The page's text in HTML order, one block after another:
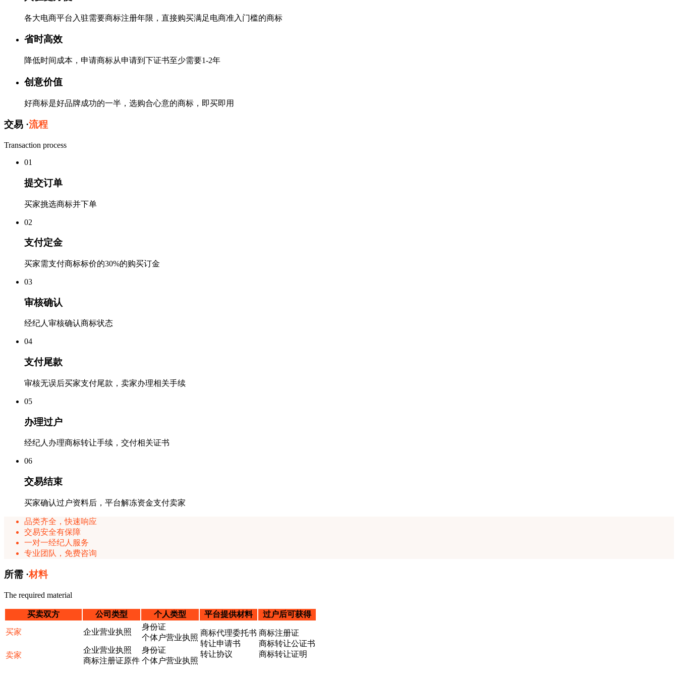
各大电商平台入驻需要商标注册年限，直接购买满足电商准入门槛的商标
省时高效
降低时间成本，申请商标从申请到下证书至少需要1-2年
创意价值
好商标是好品牌成功的一半，选购合心意的商标，即买即用
交易 ·流程
Transaction process
01
提交订单
买家挑选商标并下单
02
支付定金
买家需支付商标标价的30%的购买订金
03
审核确认
经纪人审核确认商标状态
04
支付尾款
审核无误后买家支付尾款，卖家办理相关手续
05
办理过户
经纪人办理商标转让手续，交付相关证书
06
交易结束
买家确认过户资料后，平台解冻资金支付卖家
品类齐全，快速响应
交易安全有保障
一对一经纪人服务
专业团队，免费咨询
所需 ·材料
The required material
买卖双方 公司类型 个人类型 平台提供材料 过户后可获得
买家 企业营业执照
身份证
个体户营业执照
商标代理委托书
转让申请书
转让协议
商标注册证
商标转让公证书
商标转让证明
卖家
企业营业执照
商标注册证原件
身份证
个体户营业执照